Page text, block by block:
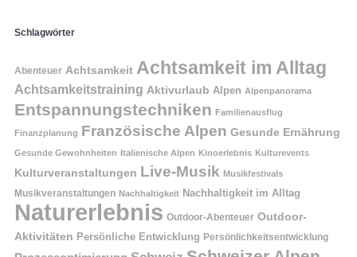
Schlagwörter
Abenteuer Achtsamkeit Achtsamkeit im Alltag
Achtsamkeitstraining Aktivurlaub Alpen Alpenpanorama
Entspannungstechniken Familienausflug
Finanzplanung Französische Alpen Gesunde Ernährung
Gesunde Gewohnheiten Italienische Alpen Kinoerlebnis Kulturevents
Kulturveranstaltungen Live-Musik Musikfestivals
Musikveranstaltungen Nachhaltigkeit Nachhaltigkeit im Alltag
Naturerlebnis Outdoor-Abenteuer Outdoor-
Aktivitäten Persönliche Entwicklung Persönlichkeitsentwicklung